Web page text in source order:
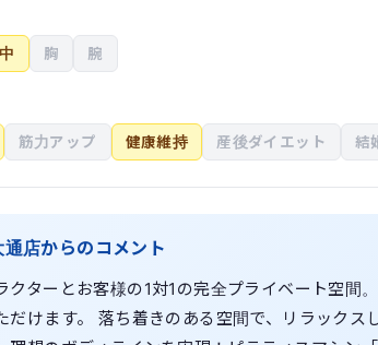
胸 腕
筋力アップ 健康維持 産後ダイエット 結
店からのコメント
クターとお客様の1対1の完全プライベート空間
だけます。 落ち着きのある空間で、リラック